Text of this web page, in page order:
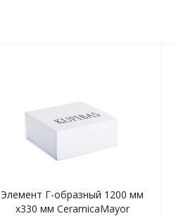
Элемент Г-образный 1200 мм
х330 мм CeramicaMayor